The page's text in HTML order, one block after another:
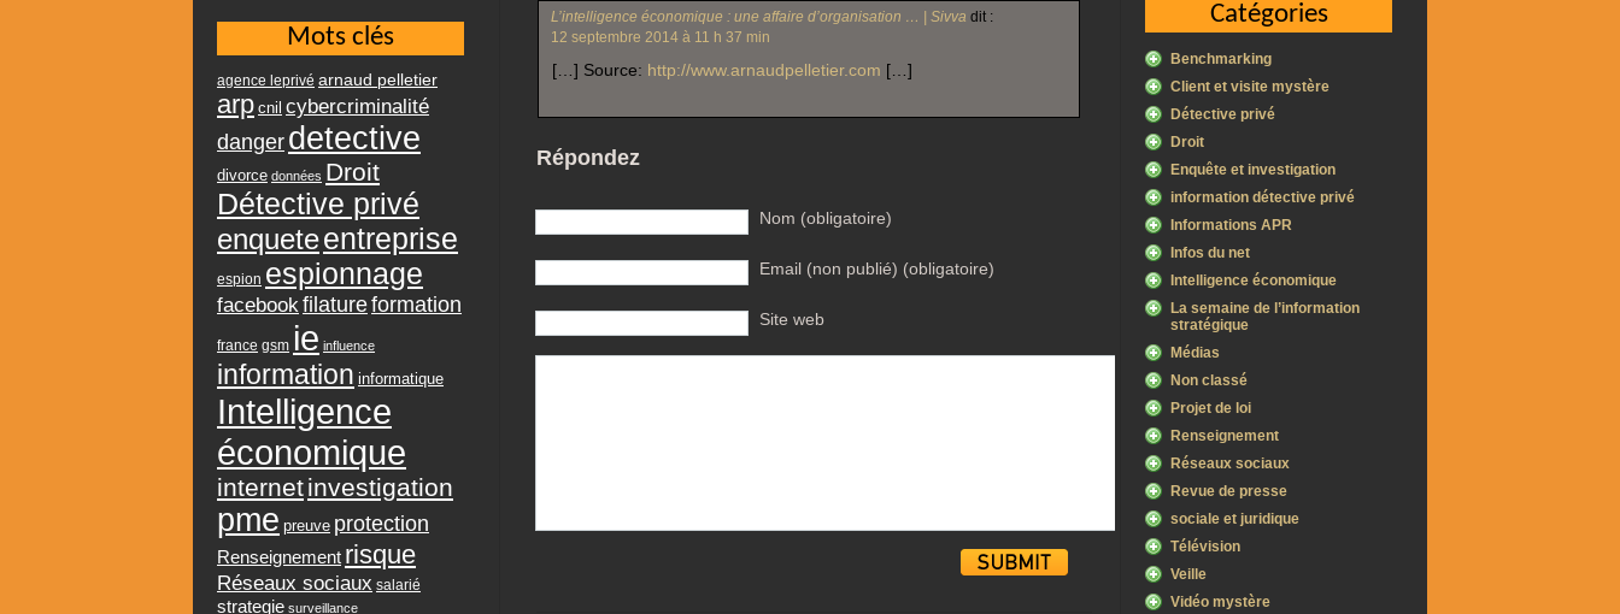
L’intelligence économique : une affaire d’organisation … | Sivva dit :
12 septembre 2014 à 11 h 37 min
[…] Source: http://www.arnaudpelletier.com […]
Répondez
Nom (obligatoire)
Email (non publié) (obligatoire)
Site web
Catégories
Benchmarking
Client et visite mystère
Détective privé
Droit
Enquête et investigation
information détective privé
Informations APR
Infos du net
Intelligence économique
La semaine de l’information
stratégique
Médias
Non classé
Projet de loi
Renseignement
Réseaux sociaux
Revue de presse
sociale et juridique
Télévision
Veille
Vidéo mystère
Mots clés
agence leprivé arnaud pelletier
arp cnil cybercriminalité
danger detective
divorce données Droit
Détective privé
enqueteentreprise
espion espionnage
facebookfilatureformation
france gsm ie influence
information informatique
Intelligence
économique
internetinvestigation
pme preuve protection
Renseignement risque
Réseaux sociaux salarié
strategie surveillance